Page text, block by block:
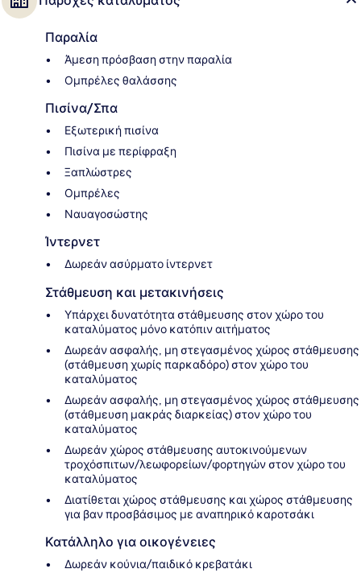
Παραλία
Άμεση πρόσβαση στην παραλία
Ομπρέλες θαλάσσης
Πισίνα/Σπα
Εξωτερική πισίνα
Πισίνα με περίφραξη
Ξαπλώστρες
Ομπρέλες
Ναυαγοσώστης
Ίντερνετ
Δωρεάν ασύρματο ίντερνετ
Στάθμευση και μετακινήσεις
Υπάρχει δυνατότητα στάθμευσης στον χώρο του
καταλύματος μόνο κατόπιν αιτήματος
Δωρεάν ασφαλής, μη στεγασμένος χώρος στάθμευσης
(στάθμευση χωρίς παρκαδόρο) στον χώρο του
καταλύματος
Δωρεάν ασφαλής, μη στεγασμένος χώρος στάθμευσης
(στάθμευση μακράς διαρκείας) στον χώρο του
καταλύματος
Δωρεάν χώρος στάθμευσης αυτοκινούμενων
τροχόσπιτων/λεωφορείων/φορτηγών στον χώρο του
καταλύματος
Διατίθεται χώρος στάθμευσης και χώρος στάθμευσης
για βαν προσβάσιμος με αναπηρικό καροτσάκι
Κατάλληλο για οικογένειες
Δωρεάν κούνια/παιδικό κρεβατάκι